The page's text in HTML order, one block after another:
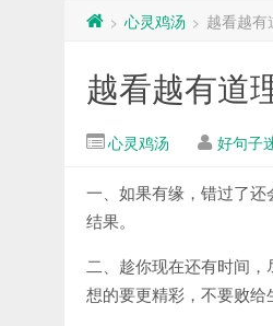
> 心灵鸡汤 > 越看越有
越看越有道
心灵鸡汤 好句子
一、如果有缘，错过了
结果。
二、趁你现在还有时间
想的要更精彩，不要败给